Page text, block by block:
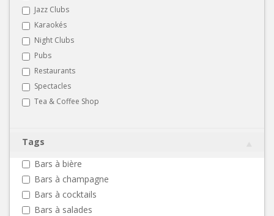
Jazz Clubs
Karaokés
Night Clubs
Pubs
Restaurants
Spectacles
Tea & Coffee Shop
Tags
Bars à bière
Bars à champagne
Bars à cocktails
Bars à salades